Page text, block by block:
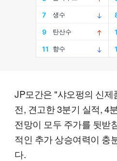
JP모간은 "샤오펑의 신제
전, 견고한 3분기 실적, 4
전망이 모두 주가를 뒷받
적인 추가 상승여력이 충
다.